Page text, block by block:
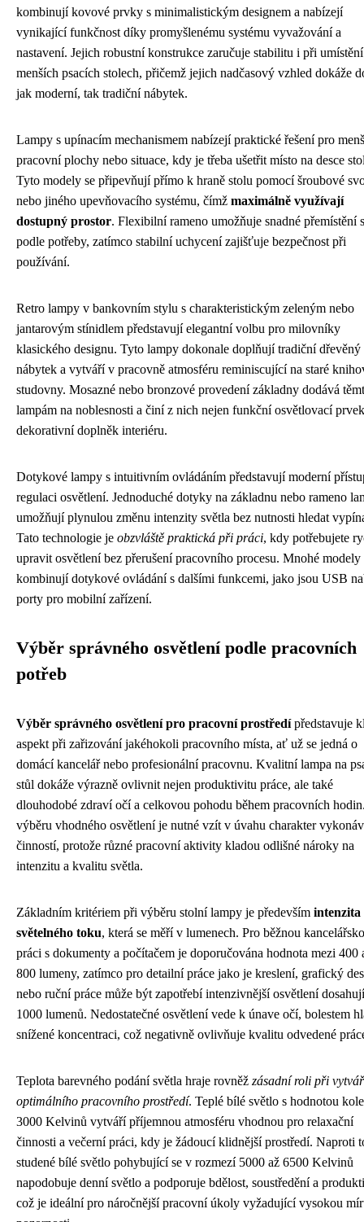
kombinují kovové prvky s minimalistickým designem a nabízejí
vynikající funkčnost díky promyšlenému systému vyvažování a
nastavení. Jejich robustní konstrukce zaručuje stabilitu i při
menších psacích stolech, přičemž jejich nadčasový vzhled dokáže
jak moderní, tak tradiční nábytek.
Lampy s upínacím mechanismem nabízejí praktické řešení pro
pracovní plochy nebo situace, kdy je třeba ušetřit místo na desce
Tyto modely se připevňují přímo k hraně stolu pomocí šroubové
nebo jiného upevňovacího systému, čímž maximálně využívají
dostupný prostor. Flexibilní rameno umožňuje snadné přemístění
podle potřeby, zatímco stabilní uchycení zajišťuje bezpečnost při
používání.
Retro lampy v bankovním stylu s charakteristickým zeleným nebo
jantarovým stínidlem představují elegantní volbu pro milovníky
klasického designu. Tyto lampy dokonale doplňují tradiční dřevěný
nábytek a vytváří v pracovně atmosféru reminiscující na staré
studovny. Mosazné nebo bronzové provedení základny dodává
lampám na noblesnosti a činí z nich nejen funkční osvětlovací
dekorativní doplněk interiéru.
Dotykové lampy s intuitivním ovládáním představují moderní
regulaci osvětlení. Jednoduché dotyky na základnu nebo rameno
umožňují plynulou změnu intenzity světla bez nutnosti hledat
Tato technologie je obzvláště praktická při práci, kdy potřebujete
upravit osvětlení bez přerušení pracovního procesu. Mnohé modely
kombinují dotykové ovládání s dalšími funkcemi, jako jsou USB
porty pro mobilní zařízení.
Výběr správného osvětlení podle pracovních
potřeb
Výběr správného osvětlení pro pracovní prostředípředstavuje
aspekt při zařizování jakéhokoli pracovního místa, ať už se jedná o
domácí kancelář nebo profesionální pracovnu. Kvalitní lampa na
stůl dokáže výrazně ovlivnit nejen produktivitu práce, ale také
dlouhodobé zdraví očí a celkovou pohodu během pracovních
výběru vhodného osvětlení je nutné vzít v úvahu charakter
činností, protože různé pracovní aktivity kladou odlišné nároky na
intenzitu a kvalitu světla.
Základním kritériem při výběru stolní lampy je především intenzita
světelného toku, která se měří v lumenech. Pro běžnou
práci s dokumenty a počítačem je doporučována hodnota mezi 400
800 lumeny, zatímco pro detailní práce jako je kreslení, grafický
nebo ruční práce může být zapotřebí intenzivnější osvětlení
1000 lumenů. Nedostatečné osvětlení vede k únave očí, bolestem
snížené koncentraci, což negativně ovlivňuje kvalitu odvedené
Teplota barevného podání světla hraje rovněž zásadní roli při
optimálního pracovního prostředí. Teplé bílé světlo s hodnotou
3000 Kelvinů vytváří příjemnou atmosféru vhodnou pro relaxační
činnosti a večerní práci, kdy je žádoucí klidnější prostředí. Naproti
studené bílé světlo pohybující se v rozmezí 5000 až 6500 Kelvinů
napodobuje denní světlo a podporuje bdělost, soustředění a
což je ideální pro náročnější pracovní úkoly vyžadující vysokou